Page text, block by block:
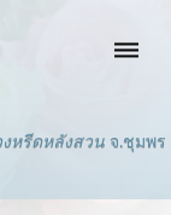
dehaze
งหรีดหลังสวน จ.ชุมพร